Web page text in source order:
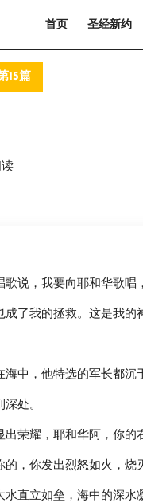
首页 圣经新约
15篇
说，我要向耶和华歌唱
了我的拯救。这是我的
中，他特选的军长都沉
处。
荣耀，耶和华阿，你的
，你发出烈怒如火，烧
直立如垒，海中的深水